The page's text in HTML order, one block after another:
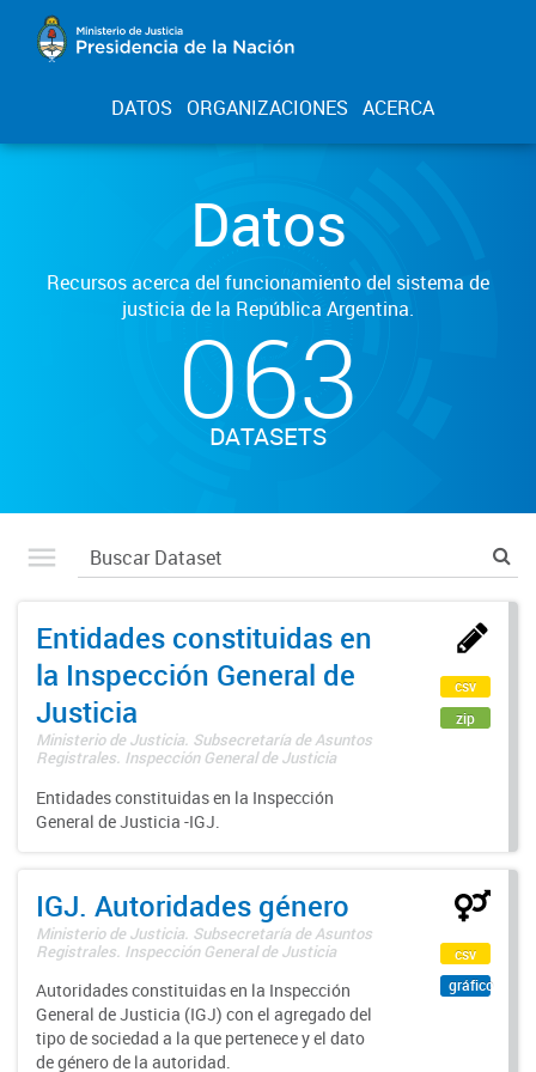
DATOS ORGANIZACIONES ACERCA
Datos
Recursos acerca del funcionamiento del sistema de
justicia de la República Argentina.
063
DATASETS
Entidades constituidas en
la Inspección General de
Justicia
Ministerio de Justicia. Subsecretaría de Asuntos
Registrales. Inspección General de Justicia
Entidades constituidas en la Inspección
General de Justicia -IGJ.
csv
zip
IGJ. Autoridades género
Ministerio de Justicia. Subsecretaría de Asuntos
Registrales. Inspección General de Justicia
Autoridades constituidas en la Inspección
General de Justicia (IGJ) con el agregado del
tipo de sociedad a la que pertenece y el dato
de género de la autoridad.
csv
gráfico